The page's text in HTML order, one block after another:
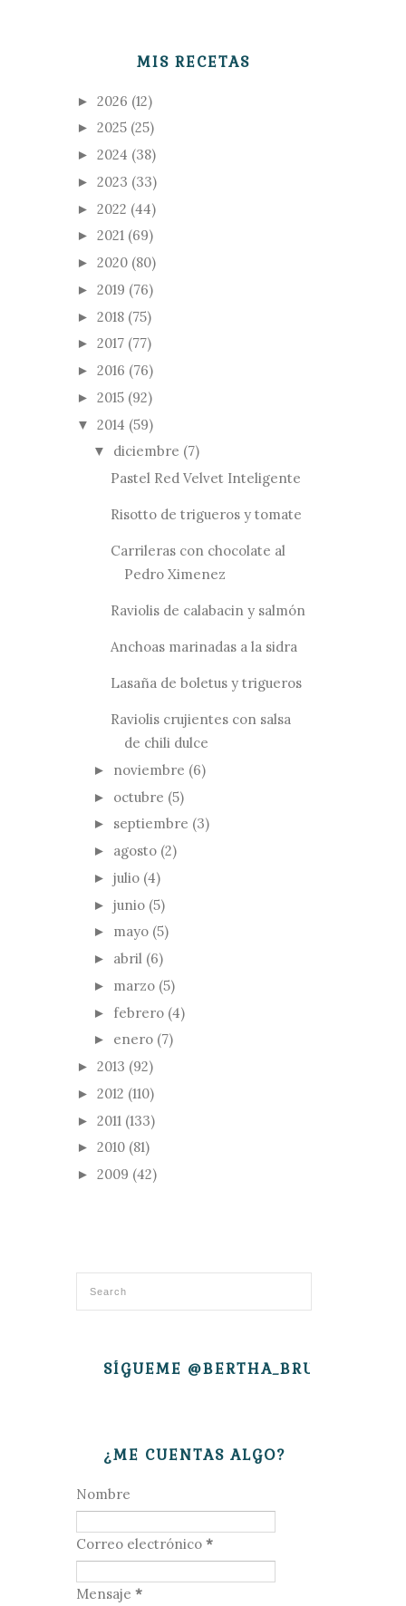
MIS RECETAS
► 2026 (12)
► 2025 (25)
► 2024 (38)
► 2023 (33)
► 2022 (44)
► 2021 (69)
► 2020 (80)
► 2019 (76)
► 2018 (75)
► 2017 (77)
► 2016 (76)
► 2015 (92)
▼ 2014 (59)
▼ diciembre (7)
Pastel Red Velvet Inteligente
Risotto de trigueros y tomate
Carrileras con chocolate al
Pedro Ximenez
Raviolis de calabacin y salmón
Anchoas marinadas a la sidra
Lasaña de boletus y trigueros
Raviolis crujientes con salsa
de chili dulce
► noviembre (6)
► octubre (5)
► septiembre (3)
► agosto (2)
► julio (4)
► junio (5)
► mayo (5)
► abril (6)
► marzo (5)
► febrero (4)
► enero (7)
► 2013 (92)
► 2012 (110)
► 2011 (133)
► 2010 (81)
► 2009 (42)
SÍGUEME @BERTHA_BRUJITA
¿ME CUENTAS ALGO?
Nombre
Correo electrónico *
Mensaje *